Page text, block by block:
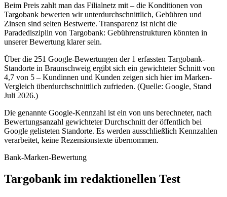
Beim Preis zahlt man das Filialnetz mit – die Konditionen von
Targobank bewerten wir unterdurchschnittlich, Gebühren und
Zinsen sind selten Bestwerte. Transparenz ist nicht die
Paradedisziplin von Targobank: Gebührenstrukturen könnten in
unserer Bewertung klarer sein.
Über die 251 Google-Bewertungen der 1 erfassten Targobank-
Standorte in Braunschweig ergibt sich ein gewichteter Schnitt von
4,7 von 5 – Kundinnen und Kunden zeigen sich hier im Marken-
Vergleich überdurchschnittlich zufrieden. (Quelle: Google, Stand
Juli 2026.)
Die genannte Google-Kennzahl ist ein von uns berechneter, nach
Bewertungsanzahl gewichteter Durchschnitt der öffentlich bei
Google gelisteten Standorte. Es werden ausschließlich Kennzahlen
verarbeitet, keine Rezensionstexte übernommen.
Bank-Marken-Bewertung
Targobank im redaktionellen Test